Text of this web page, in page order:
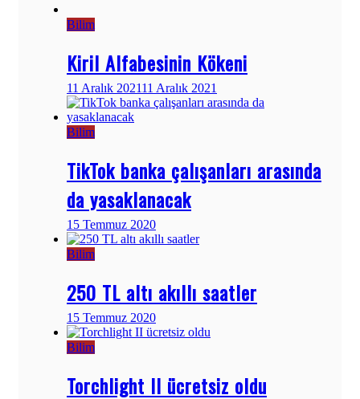
Bilim
Kiril Alfabesinin Kökeni
11 Aralık 202111 Aralık 2021
Bilim
TikTok banka çalışanları arasında
da yasaklanacak
15 Temmuz 2020
Bilim
250 TL altı akıllı saatler
15 Temmuz 2020
Bilim
Torchlight II ücretsiz oldu